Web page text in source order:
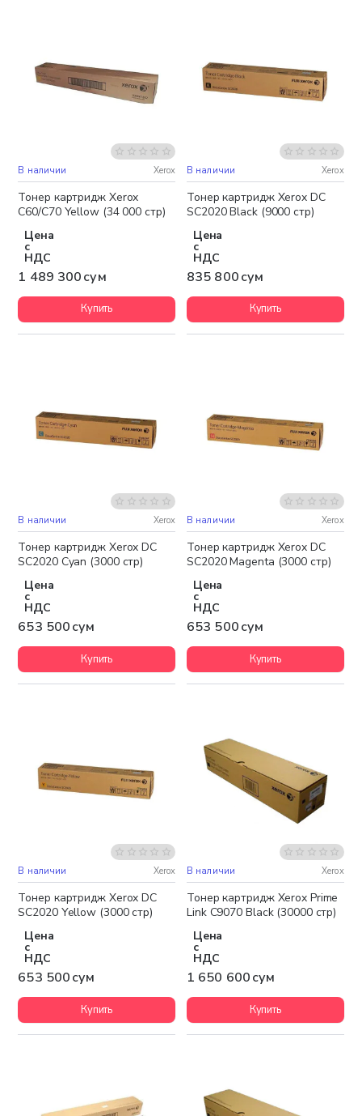
Бесплатная доставка
В наличии Xerox
Тонер картридж Xerox
C60/C70 Yellow (34 000 стр)
Цена
с
НДС
1 489 300 сум
Купить
В наличии Xerox
Тонер картридж Xerox DC
SC2020 Black (9000 стр)
Цена
с
НДС
835 800 сум
Купить
В наличии Xerox
Тонер картридж Xerox DC
SC2020 Cyan (3000 стр)
Цена
с
НДС
653 500 сум
Купить
В наличии Xerox
Тонер картридж Xerox DC
SC2020 Magenta (3000 стр)
Цена
с
НДС
653 500 сум
Купить
В наличии Xerox
Тонер картридж Xerox DC
SC2020 Yellow (3000 стр)
Цена
с
НДС
653 500 сум
Купить
Бесплатная доставка
В наличии Xerox
Тонер картридж Xerox Prime
Link C9070 Black (30000 стр)
Цена
с
НДС
1 650 600 сум
Купить